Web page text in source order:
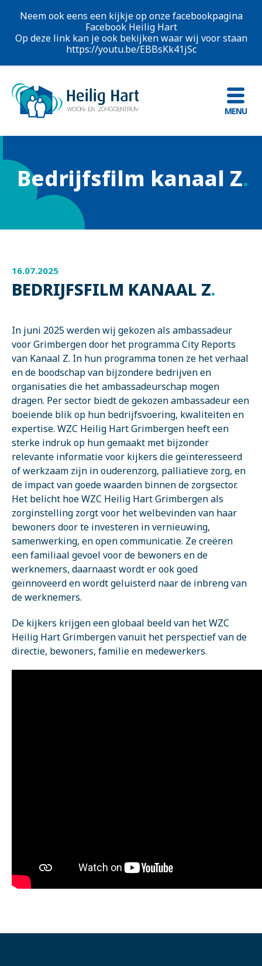
Neem ook eens een kijkje op onze facebookpagina
Facebook Heilig Hart
Op deze link kan je ook bekijken waar wij voor staan
https://youtu.be/EBBsKk41jSc
MENU
Bedrijfsfilm kanaal Z.
16.07.2025
BEDRIJFSFILM KANAAL Z.
In juni 2025 werden wij gekozen als ambassadeur
voor Grimbergen door het programma City Reports
van Kanaal Z. In hun programma tonen ze het verhaal
en de boodschap van bijzondere bedrijven en
organisaties die het ambassadeurschap mogen
dragen. Per sector biedt de gekozen ambassadeur een
boeiende blik op hun bedrijfsvoering, kwaliteiten en
expertise. WZC Heilig Hart Grimbergen heeft een
sterke indruk op hun gemaakt met bijzonder
relevante informatie voor kijkers die geïnteresseerd
of werkzaam zijn in ouderenzorg, palliatieve zorg, en
de impact van goede waarden binnen de zorgsector.
Het belicht hoe WZC Heilig Hart Grimbergen als
zorginstelling zorgt voor het welbevinden van haar
bewoners door te investeren in vernieuwing,
samenwerking, en open communicatie. Ze creëren
een familiaal gevoel voor de bewoners en de
werknemers, daarnaast wordt er ook goed
geïnnoveerd en wordt geluisterd naar de inbreng van
de werknemers.
De kijkers krijgen een globaal beeld van het WZC
Heilig Hart Grimbergen vanuit het perspectief van de
directie, bewoners, familie en medewerkers.